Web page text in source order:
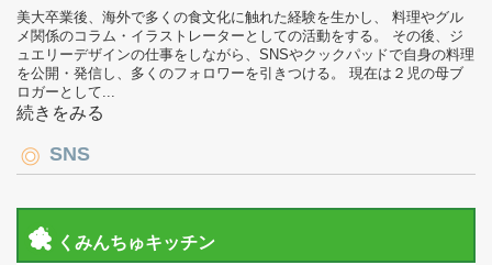
美大卒業後、海外で多くの食文化に触れた経験を生かし、 料理やグル
メ関係のコラム・イラストレーターとしての活動をする。 その後、ジ
ュエリーデザインの仕事をしながら、SNSやクックパッドで自身の料理
を公開・発信し、多くのフォロワーを引きつける。 現在は２児の母ブ
ロガーとして...
続きをみる
SNS
くみんちゅキッチン